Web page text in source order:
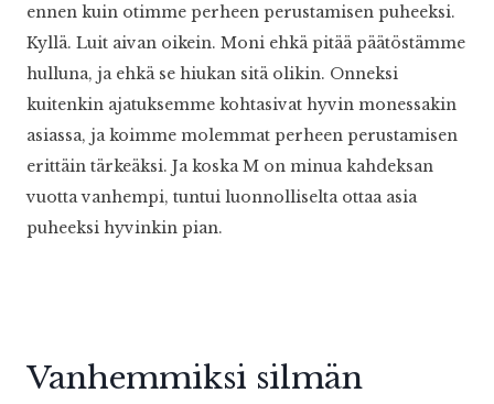
ennen kuin otimme perheen perustamisen puheeksi.
Kyllä. Luit aivan oikein. Moni ehkä pitää päätöstämme
hulluna, ja ehkä se hiukan sitä olikin. Onneksi
kuitenkin ajatuksemme kohtasivat hyvin monessakin
asiassa, ja koimme molemmat perheen perustamisen
erittäin tärkeäksi. Ja koska M on minua kahdeksan
vuotta vanhempi, tuntui luonnolliselta ottaa asia
puheeksi hyvinkin pian.
Vanhemmiksi silmän